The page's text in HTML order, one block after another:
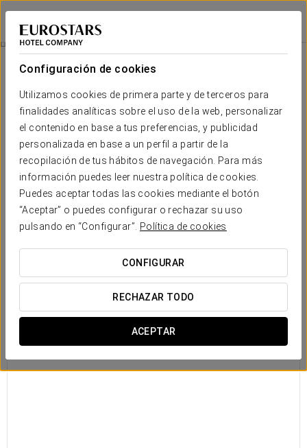
Configuración de cookies
Utilizamos cookies de primera parte y de terceros para
finalidades analíticas sobre el uso de la web, personalizar
el contenido en base a tus preferencias, y publicidad
personalizada en base a un perfil a partir de la
recopilación de tus hábitos de navegación. Para más
información puedes leer nuestra política de cookies.
Puedes aceptar todas las cookies mediante el botón
“Aceptar” o puedes configurar o rechazar su uso
pulsando en “Configurar”.
Política de cookies
CONFIGURAR
RECHAZAR TODO
ACEPTAR
Exe Suites San Marino
CIUDAD DE MÉXICO, CDMX
Restauración